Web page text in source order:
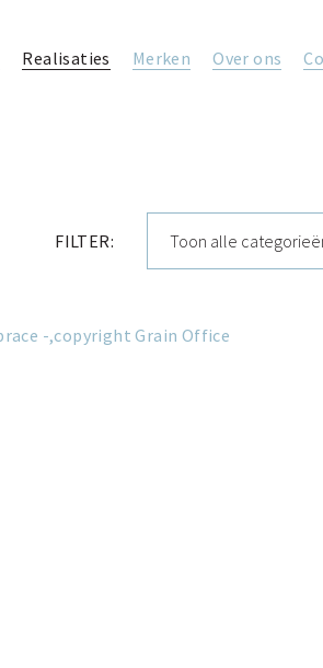
Realisaties Merken Over ons
FILTER: